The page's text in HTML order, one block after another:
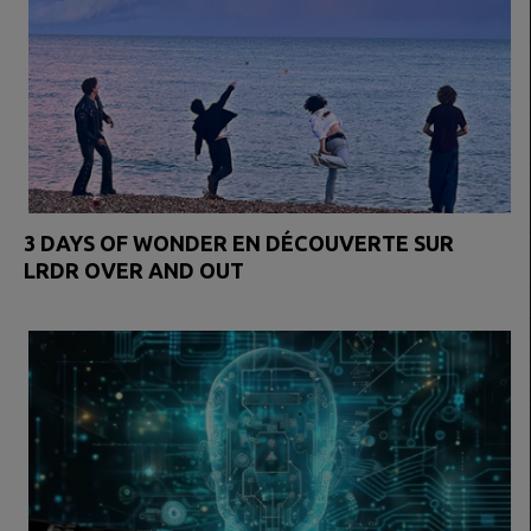
3 DAYS OF WONDER EN DÉCOUVERTE SUR
LRDR OVER AND OUT